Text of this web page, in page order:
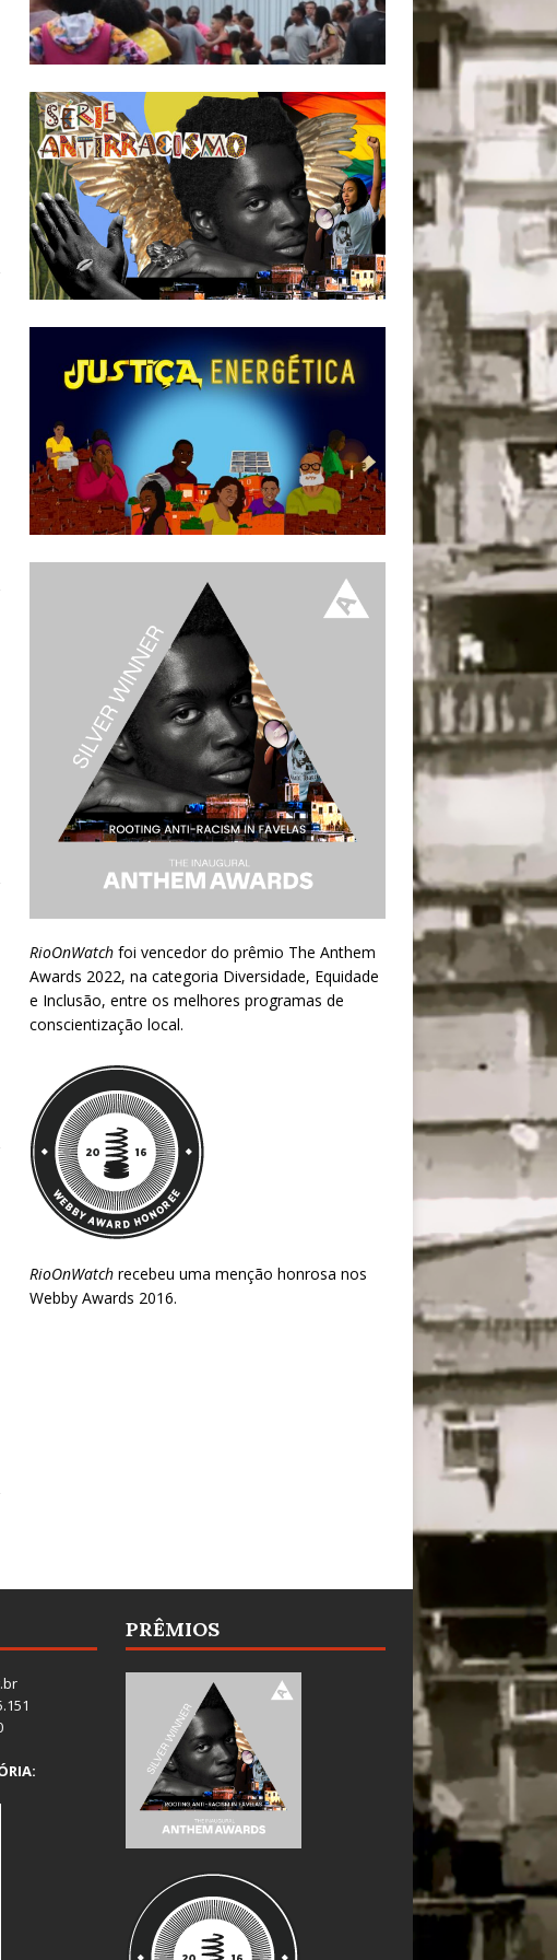
RioOnWatchfoi vencedor do prêmio The Anthem
Awards 2022, na categoria Diversidade, Equidade
e Inclusão, entre os melhores programas de
conscientização local.
RioOnWatchrecebeu uma menção honrosa nos
Webby Awards 2016.
PRÊMIOS